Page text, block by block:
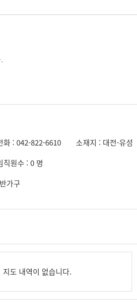
화 : 042-822-6610
소재지 : 대전-유성
직원수 : 0 명
가구
지도 내역이 없습니다.